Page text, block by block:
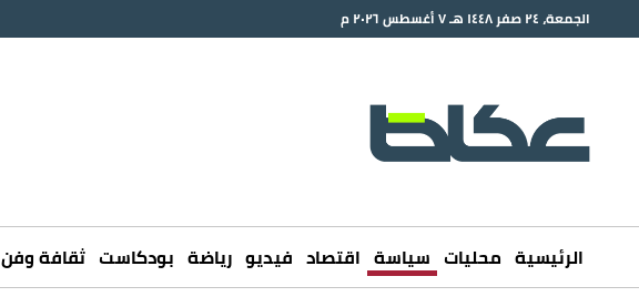
الجمعة، ٢٤ صفر ١٤٤٨ هـ ٧ أغسطس ٢٠٢٦ م
الرئيسية محليات سياسة اقتصاد فيديو رياضة بودكاست ثقافة وفن